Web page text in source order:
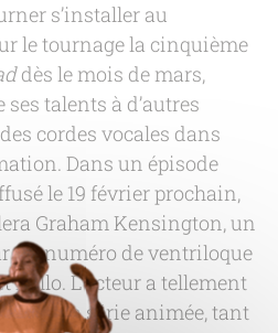
s’installer au
le tournage la cinquième
dès le mois de mars,
ses talents à d’autres
cordes vocales dans
Dans un épisode
le 19 février prochain,
Graham Kensington, un
un numéro de ventriloque
Rallo. L’acteur a tellement
de la série animée, tant